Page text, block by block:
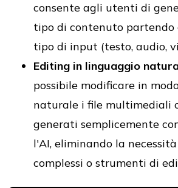
consente agli utenti di
tipo di contenuto partendo
tipo di input (testo, audio,
Editing in linguaggio
possibile modificare in
naturale i file multimediali
generati semplicemente
l'AI, eliminando la
complessi o strumenti di